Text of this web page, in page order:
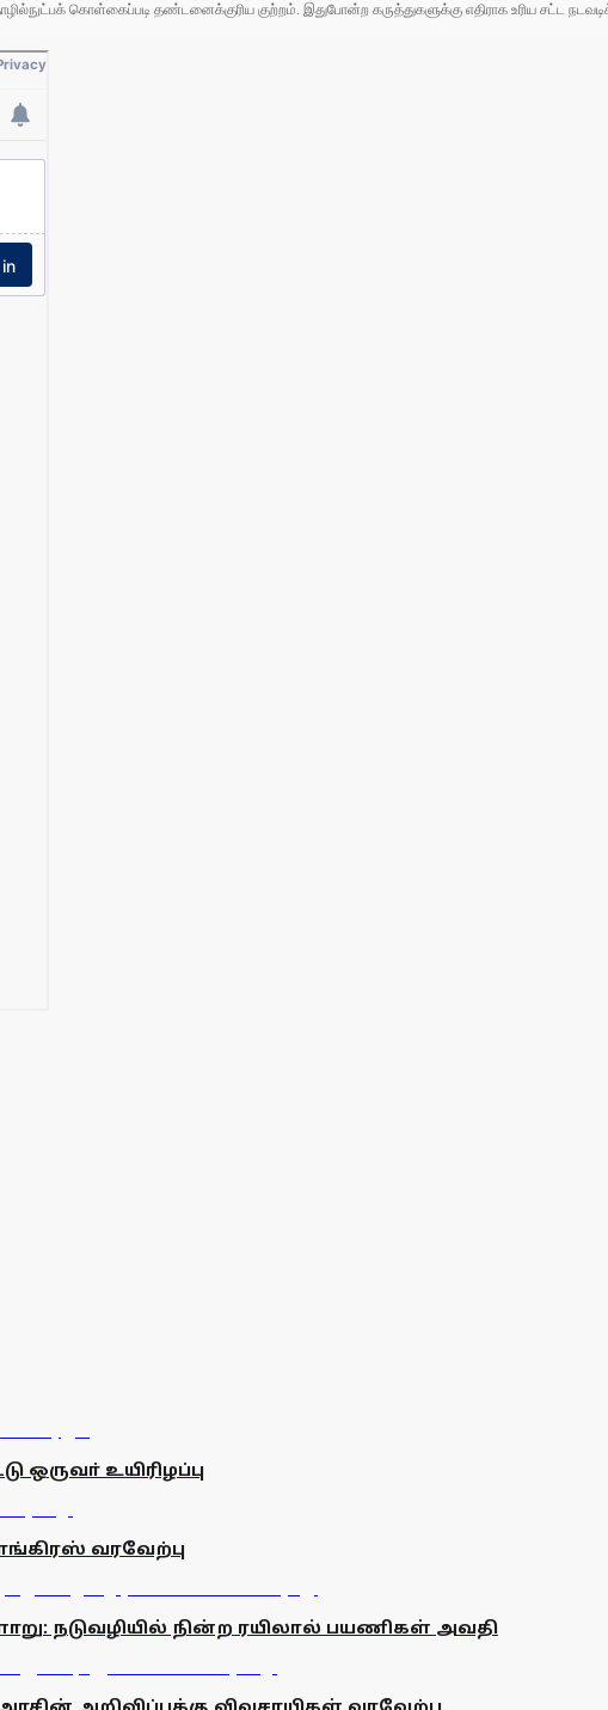
கொள்கைப்படி தண்டனைக்குரிய குற்றம். இதுபோன்ற கருத்துகளுக்கு எதிராக உரிய சட்ட
ஒருவா் உயிரிழப்பு
வரவேற்பு
நடுவழியில் நின்ற ரயிலால் பயணிகள் அவதி